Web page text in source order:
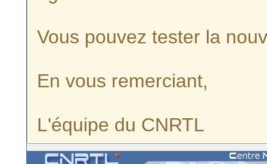
Vous pouvez tester la
En vous remerciant,
L'équipe du CNRTL